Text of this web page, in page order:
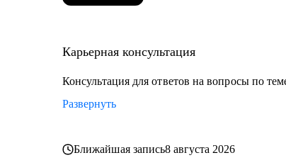
Карьерная консультация
Консультация для ответов на вопросы по
Развернуть
Ближайшая запись8 августа 2026